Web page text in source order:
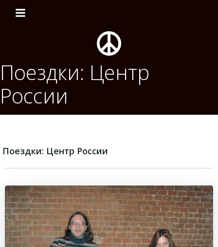
содержимому
Поездки: Центр
России
Поездки: Центр России